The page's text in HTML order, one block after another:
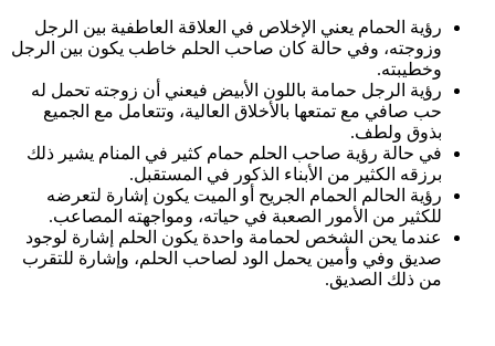
رؤية الحمام يعني الإخلاص في العلاقة العاطفية بين الرجل
وزوجته، وفي حالة كان صاحب الحلم خاطب يكون بين الرجل
وخطيبته.
رؤية الرجل حمامة باللون الأبيض فيعني أن زوجته تحمل له
حب صافي مع تمتعها بالأخلاق العالية، وتتعامل مع الجميع
بذوق ولطف.
في حالة رؤية صاحب الحلم حمام كثير في المنام يشير ذلك
برزقه الكثير من الأبناء الذكور في المستقبل.
رؤية الحالم الحمام الجريح أو الميت يكون إشارة لتعرضه
للكثير من الأمور الصعبة في حياته، ومواجهته المصاعب.
عندما يحن الشخص لحمامة واحدة يكون الحلم إشارة لوجود
صديق وفي وأمين يحمل الود لصاحب الحلم، وإشارة للتقرب
من ذلك الصديق.